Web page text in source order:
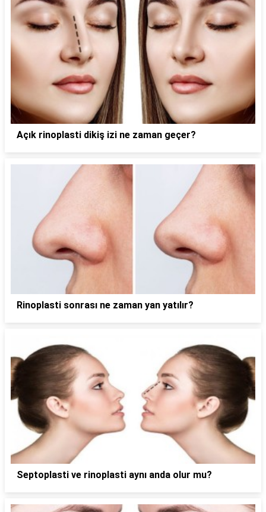
Açık rinoplasti dikiş izi ne zaman geçer?
Rinoplasti sonrası ne zaman yan yatılır?
Septoplasti ve rinoplasti aynı anda olur mu?